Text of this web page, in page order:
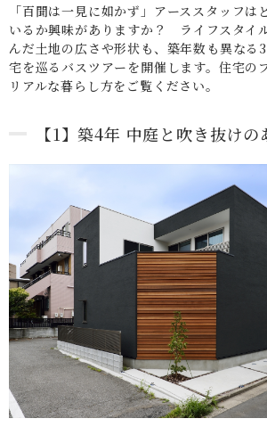
「百聞は一見に如かず」アーススタッフは
いるか興味がありますか？ ライフスタイ
んだ土地の広さや形状も、築年数も異なる
宅を巡るバスツアーを開催します。住宅の
リアルな暮らし方をご覧ください。
【1】築4年 中庭と吹き抜けの